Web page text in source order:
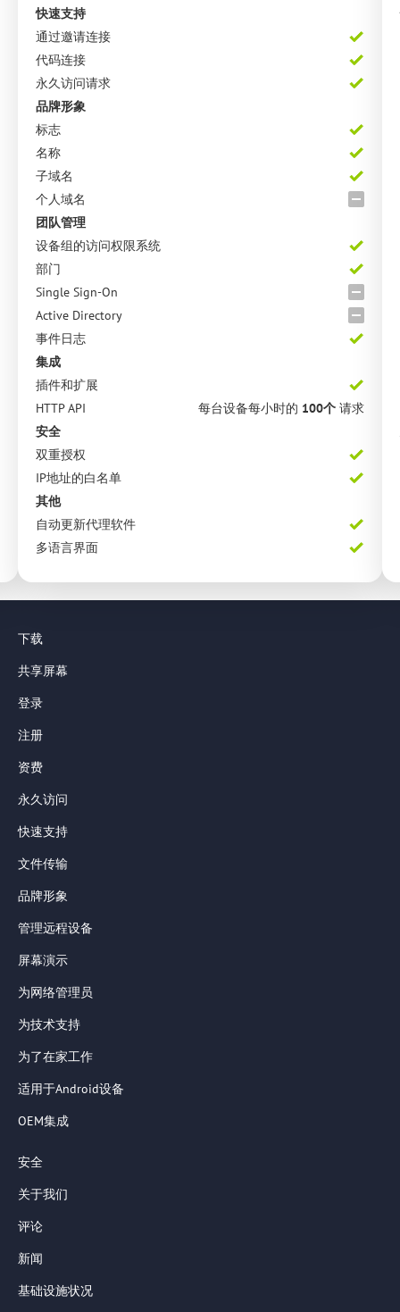
快速支持
通过邀请连接
代码连接
永久访问请求
品牌形象
标志
名称
子域名
个人域名
团队管理
设备组的访问权限系统
部门
Single Sign-On
Active Directory
事件日志
集成
插件和扩展
HTTP API
每台设备每小时的 100个 请求
安全
双重授权
IP地址的白名单
其他
自动更新代理软件
多语言界面
下载
共享屏幕
登录
注册
资费
永久访问
快速支持
文件传输
品牌形象
管理远程设备
屏幕演示
为网络管理员
为技术支持
为了在家工作
适用于Android设备
OEM集成
安全
关于我们
评论
新闻
基础设施状况